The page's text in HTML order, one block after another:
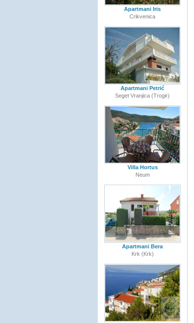
Apartmani Iris
Crikvenica
Apartmani Petrić
Seget Vranjica (Trogir)
Villa Hortus
Neum
Apartmani Bera
Krk (Krk)